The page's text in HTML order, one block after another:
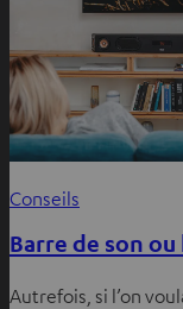
Conseils
Barre de son ou
Autrefois, si l’on